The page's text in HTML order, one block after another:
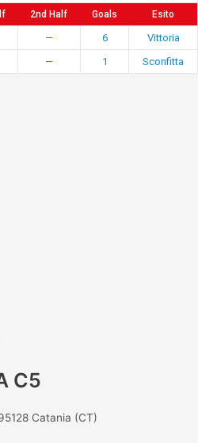
2nd Half Goals Esito
— 6
Vittoria
— 1 Sconfitta
C5
Catania (CT)